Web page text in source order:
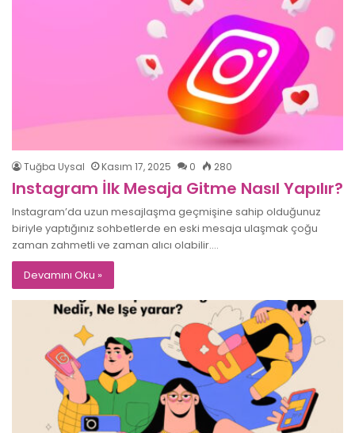
Tuğba Uysal Kasım 17, 2025 0 280
Instagram İlk Mesaja Gitme Nasıl Yapılır?
Instagram’da uzun mesajlaşma geçmişine sahip olduğunuz
biriyle yaptığınız sohbetlerde en eski mesaja ulaşmak çoğu
zaman zahmetli ve zaman alıcı olabilir.…
Devamını Oku »